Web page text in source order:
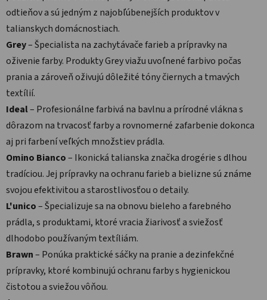
odtieňov a sú jedným z najobľúbenejších produktov v
talianskych domácnostiach.
Grey– Špecialista na zachytávače farieb a prípravky na
oživenie farby. Produkty Grey viažu uvoľnené farbivo počas
prania a zároveň oživujú dôležité tóny čiernych a tmavých
textílií.
Ideal– Profesionálne farbivá na bavlnu a prírodné vlákna s
dôrazom na trvacosť farby a rovnomerné zafarbenie dokonca
aj pri farbení veľkých množstiev prádla.
Omino Bianco– Ikonická talianska značka drogérie s dlhou
tradíciou. Jej prípravky na ochranu farieb a bielizne sú známe
svojou efektivitou a starostlivosťou o detaily.
L'unico– Špecializuje sa na obnovu bieleho a farebného
prádla, s produktami, ktoré vracia žiarivosť a sviežosť
dlhodobo používaným textíliám.
Brawn– Ponúka praktické sáčky na pranie a dezinfekčné
prípravky, ktoré kombinujú ochranu farby s hygienickou
čistotou a sviežou vôňou.